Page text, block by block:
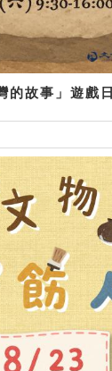
的故事」遊戲日